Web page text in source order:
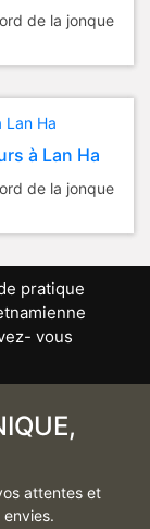
de la jonque
à Lan Ha
de la jonque
pratique
vous
attentes et